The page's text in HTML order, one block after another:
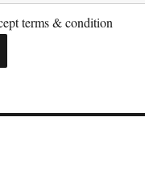
terms & condition